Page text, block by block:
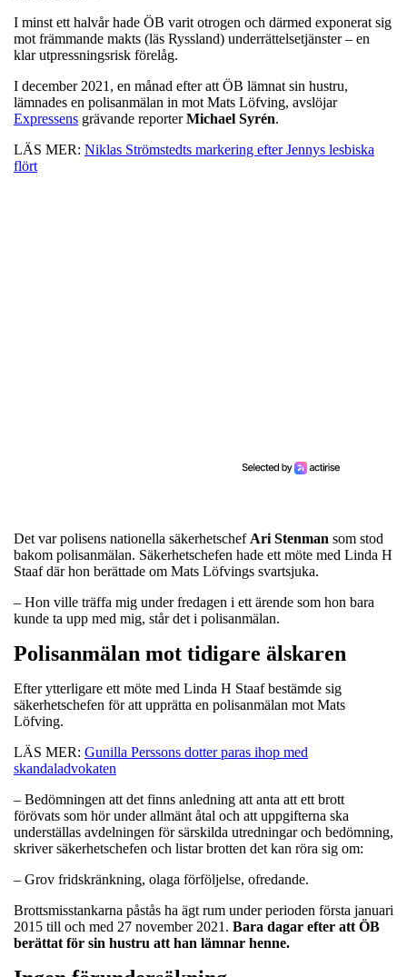
I minst ett halvår hade ÖB varit otrogen och därmed exponerat sig
mot främmande makts (läs Ryssland) underrättelsetjänster – en
klar utpressningsrisk förelåg.
I december 2021, en månad efter att ÖB lämnat sin hustru,
lämnades en polisanmälan in mot Mats Löfving, avslöjar
Expressens grävande reporterMichael Syrén.
LÄS MER: Niklas Strömstedts markering efter Jennys lesbiska
flört
Det var polisens nationella säkerhetschef Ari Stenman som stod
bakom polisanmälan. Säkerhetschefen hade ett möte med Linda H
Staaf där hon berättade om Mats Löfvings svartsjuka.
– Hon ville träffa mig under fredagen i ett ärende som hon bara
kunde ta upp med mig, står det i polisanmälan.
Polisanmälan mot tidigare älskaren
Efter ytterligare ett möte med Linda H Staaf bestämde sig
säkerhetschefen för att upprätta en polisanmälan mot Mats
Löfving.
LÄS MER: Gunilla Perssons dotter paras ihop med
skandaladvokaten
– Bedömningen att det finns anledning att anta att ett brott
förövats som hör under allmänt åtal och att uppgifterna ska
underställas avdelningen för särskilda utredningar och bedömning,
skriver säkerhetschefen och listar brotten det kan röra sig om:
– Grov fridskränkning, olaga förföljelse, ofredande.
Brottsmisstankarna påstås ha ägt rum under perioden första januari
2015 till och med 27 november 2021. Bara dagar efter att ÖB
berättat för sin hustru att han lämnar henne.